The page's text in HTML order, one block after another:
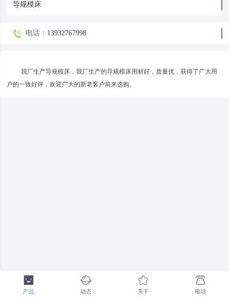
导规模床
电话： 13932767998
我厂生产导规模床，我厂生产的导规模床用材好，质量优，获得了广大用
户的一致好评，欢迎广大的新老客户前来选购。
产品 动态 关于 电话